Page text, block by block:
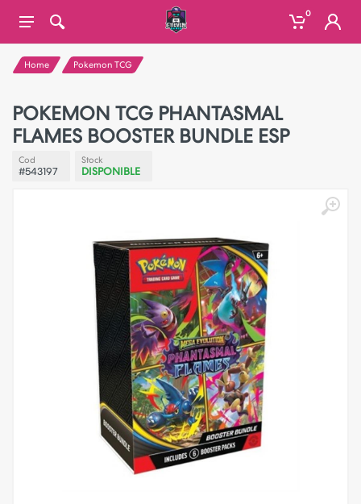
0
Home Pokemon TCG
POKEMON TCG PHANTASMAL
FLAMES BOOSTER BUNDLE ESP
Cod
#543197
Stock
DISPONIBLE